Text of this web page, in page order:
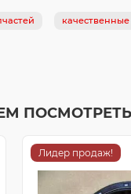
качественные
ПОСМОТРЕТЬ
Лидер продаж!